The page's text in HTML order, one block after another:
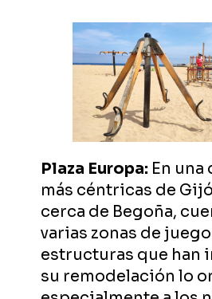
Plaza Europa:En una
más céntricas de
cerca de Begoña,
varias zonas de
estructuras que han
su remodelación lo